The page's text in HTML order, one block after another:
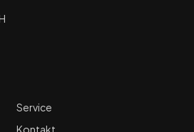
Service